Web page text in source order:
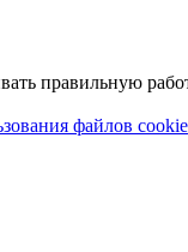
правильную
файлов cookie